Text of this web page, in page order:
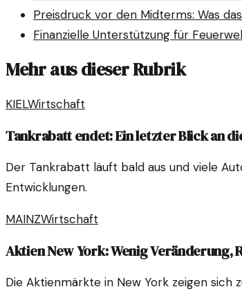
Preisdruck vor den Midterms: Was
Finanzielle Unterstützung für
Mehr aus dieser Rubrik
KIELWirtschaft
Tankrabatt endet: Ein letzter Blick an
Der Tankrabatt läuft bald aus und viele
Entwicklungen.
MAINZWirtschaft
Aktien New York: Wenig Veränderung,
Die Aktienmärkte in New York zeigen